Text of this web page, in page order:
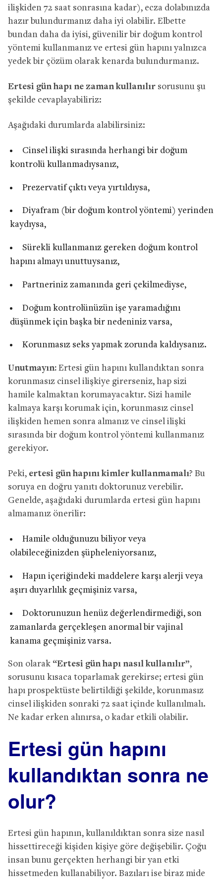
ilişkiden 72 saat sonrasına kadar), ecza dolabınızda
hazır bulundurmanız daha iyi olabilir. Elbette
bundan daha da iyisi, güvenilir bir doğum kontrol
yöntemi kullanmanız ve ertesi gün hapını yalnızca
yedek bir çözüm olarak kenarda bulundurmanız.
Ertesi gün hapı ne zaman kullanılır sorusunu şu
şekilde cevaplayabiliriz:
Aşağıdaki durumlarda alabilirsiniz:
Cinsel ilişki sırasında herhangi bir doğum
kontrolü kullanmadıysanız,
Prezervatif çıktı veya yırtıldıysa,
Diyafram (bir doğum kontrol yöntemi) yerinden
kaydıysa,
Sürekli kullanmanız gereken doğum kontrol
hapını almayı unuttuysanız,
Partneriniz zamanında geri çekilmediyse,
Doğum kontrolünüzün işe yaramadığını
düşünmek için başka bir nedeniniz varsa,
Korunmasız seks yapmak zorunda kaldıysanız.
Unutmayın: Ertesi gün hapını kullandıktan sonra
korunmasız cinsel ilişkiye girerseniz, hap sizi
hamile kalmaktan korumayacaktır. Sizi hamile
kalmaya karşı korumak için, korunmasız cinsel
ilişkiden hemen sonra almanız ve cinsel ilişki
sırasında bir doğum kontrol yöntemi kullanmanız
gerekiyor.
Peki, ertesi gün hapını kimler kullanmamalı? Bu
soruya en doğru yanıtı doktorunuz verebilir.
Genelde, aşağıdaki durumlarda ertesi gün hapını
almamanız önerilir:
Hamile olduğunuzu biliyor veya
olabileceğinizden şüpheleniyorsanız,
Hapın içeriğindeki maddelere karşı alerji veya
aşırı duyarlılık geçmişiniz varsa,
Doktorunuzun henüz değerlendirmediği, son
zamanlarda gerçekleşen anormal bir vajinal
kanama geçmişiniz varsa.
Son olarak “Ertesi gün hapı nasıl kullanılır”,
sorusunu kısaca toparlamak gerekirse; ertesi gün
hapı prospektüste belirtildiği şekilde, korunmasız
cinsel ilişkiden sonraki 72 saat içinde kullanılmalı.
Ne kadar erken alınırsa, o kadar etkili olabilir.
Ertesi gün hapını
kullandıktan sonra ne
olur?
Ertesi gün hapının, kullanıldıktan sonra size nasıl
hissettireceği kişiden kişiye göre değişebilir. Çoğu
insan bunu gerçekten herhangi bir yan etki
hissetmeden kullanabiliyor. Bazıları ise biraz mide